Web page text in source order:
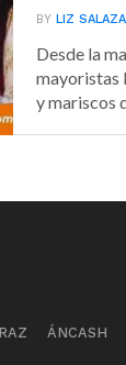
BYLIZ
Desde la
mayoristas
y mariscos
ÁNCASH